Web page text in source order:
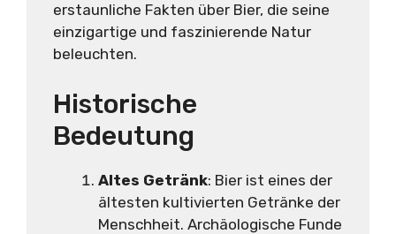
erstaunliche Fakten über Bier, die seine
einzigartige und faszinierende Natur
beleuchten.
Historische
Bedeutung
Altes Getränk: Bier ist eines der
ältesten kultivierten Getränke der
Menschheit. Archäologische Funde